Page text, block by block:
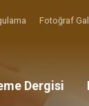
Fotoğraf
Dergisi